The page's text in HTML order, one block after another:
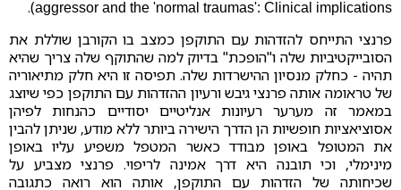
aggressor and the 'normal traumas': Clinical implications
).
פרנצי התייחס להזדהות עם התוקפן כמצב בו הקורבן שוללת את
הסובייקטיביות שלה ו"הופכת" בדיוק למה שהתוקף שלה צריך שהיא
תהיה - כחלק מנסיון ההישרדות שלה. תפיסה זו היא חלק מתיאוריה
של טראומה אותה פרנצי גיבש ורעיון ההזדהות עם התוקפן כפי שיוצג
במאמר זה מערער רעיונות אנליטיים יסודיים כהנחות לפיהן
אסוציאציות חופשיות הן הדרך הישירה ביותר ללא מודע, שניתן להבין
את המטופל באופן מבודד כאשר המטפל משפיע עליו באופן
מינימלי, וכי תובנה היא דרך אמינה לריפוי. פרנצי מצביע על
שכיחותה של הזדהות עם התוקפן, אותה הוא רואה כתגובה